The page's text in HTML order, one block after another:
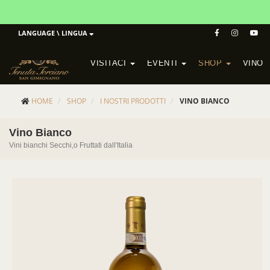
LANGUAGE \ LINGUA
VISITACI EVENTI SHOP VINO
HOME SHOP I NOSTRI PRODOTTI VINO BIANCO
Vino Bianco
Vini bianchi Secchi,o Fruttati dall'Italia